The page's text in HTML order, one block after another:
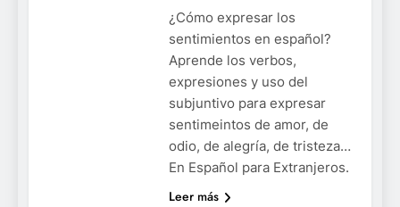
¿Cómo expresar los
sentimientos en español?
Aprende los verbos,
expresiones y uso del
subjuntivo para expresar
sentimeintos de amor, de
odio, de alegría, de tristeza…
En Español para Extranjeros.
Leer más